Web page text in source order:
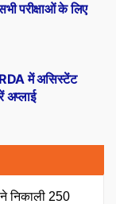
में असिस्टेंट
अप्लाई
के लिए
निकाली 250